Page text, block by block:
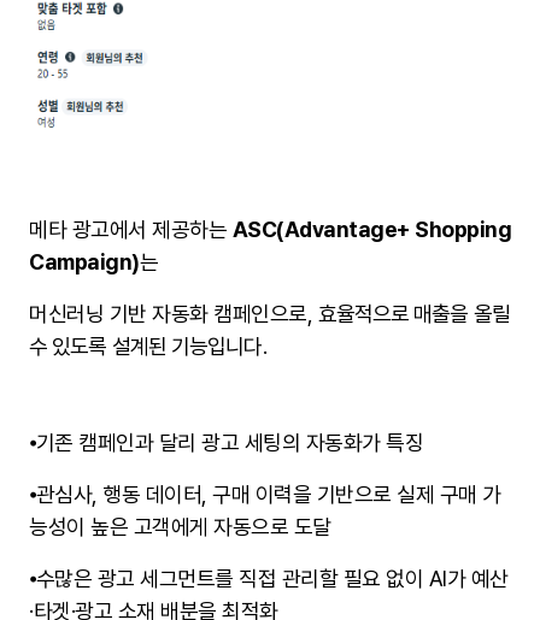
메타 광고에서 제공하는 ASC(Advantage+ Shopping
Campaign)는
머신러닝 기반 자동화 캠페인으로, 효율적으로 매출을 올릴
수 있도록 설계된 기능입니다.
⦁기존 캠페인과 달리 광고 세팅의 자동화가 특징
⦁관심사, 행동 데이터, 구매 이력을 기반으로 실제 구매 가
능성이 높은 고객에게 자동으로 도달
⦁수많은 광고 세그먼트를 직접 관리할 필요 없이 AI가 예산
·타겟·광고 소재 배분을 최적화